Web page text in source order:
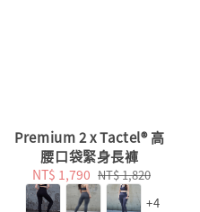
Premium 2 x Tactel® 高
腰口袋緊身長褲
Sale
price
NT$ 1,790 Regular
price
NT$ 1,820
+4